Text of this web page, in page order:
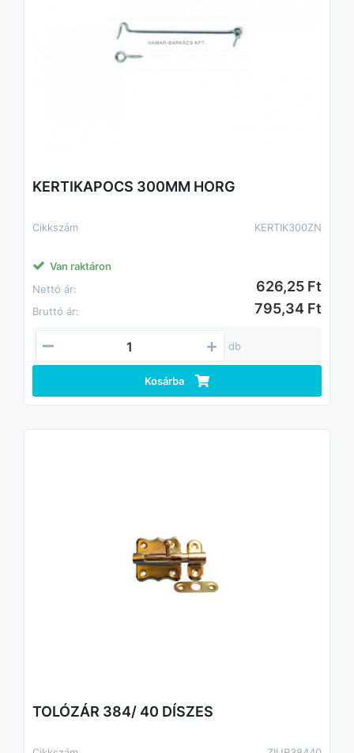
KERTIKAPOCS 300MM HORG
Cikkszám KERTIK300ZN
Van raktáron
Nettó ár:
626,25 Ft
Bruttó ár: 795,34 Ft
db
Kosárba
TOLÓZÁR 384/ 40 DÍSZES